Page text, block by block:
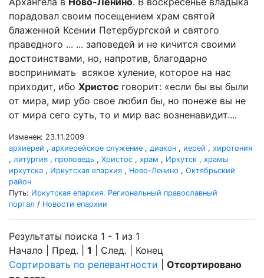
порадовал своим посещением храм святой
блаженной Ксении Петербургской и святого
праведного ... ... заповедей и не кичится своими
достоинствами, но, напротив, благодарно
воспринимать всякое хуление, которое на нас
приходит, ибо Христос говорит: «если бы вы были
от мира, мир убо свое любил бы, но понеже вы не
от мира сего суть, то и мир вас возненавидит....
Изменен: 23.11.2009
архиерей , архиерейское служение , диакон , иерей , хиротония
, литургия , проповедь , Христос , храм , Иркутск , храмы
иркутска , Иркутская епархия , Ново-Ленино , Октябрьский
район
Путь: Иркутская епархия. Региональный православный
портал / Новости епархии
Результаты поиска 1 - 1 из 1
Начало | Пред. | 1 | След. | Конец
Сортировать по релевантности
Отсортировано